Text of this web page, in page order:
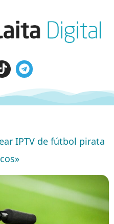
IPTV de fútbol pirata